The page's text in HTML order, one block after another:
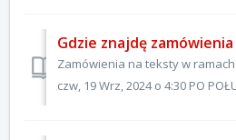
Gdzie znajdę
czw, 19 Wrz, 2024 o 4:30 PO